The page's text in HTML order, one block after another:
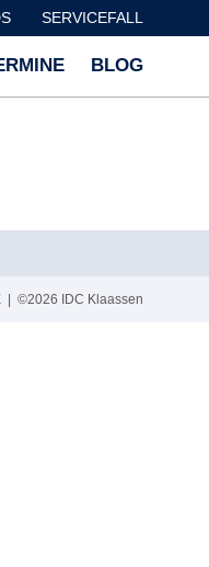
SERVICEFALL
BLOG
| ©2026 IDC Klaassen